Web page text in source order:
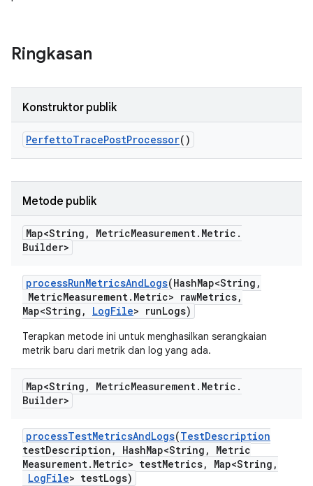
Ringkasan
Konstruktor publik
PerfettoTracePostProcessor()
Metode publik
Map<String , MetricMeasurement. Metric .
Builder>
processRunMetricsAndLogs(HashMap<String ,
MetricMeasurement. Metric> rawMetrics,
Map<String , LogFile> runLogs)
Terapkan metode ini untuk menghasilkan serangkaian
metrik baru dari metrik dan log yang ada.
Map<String , MetricMeasurement. Metric .
Builder>
processTestMetricsAndLogs(TestDescription
testDescription , HashMap<String ,
Metric
Measurement. Metric> testMetrics, Map<String ,
LogFile> testLogs)